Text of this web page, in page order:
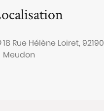
18 Rue Hélène Loiret, 92190
Meudon